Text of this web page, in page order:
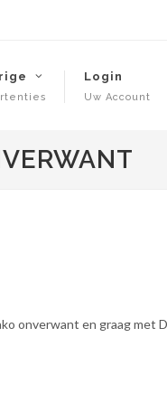
Login
Uw Account
onverwant en graag met